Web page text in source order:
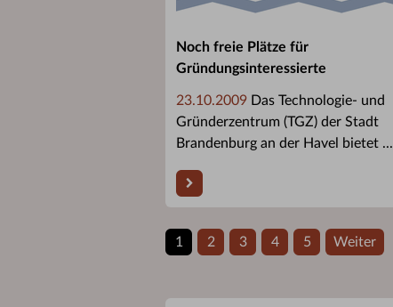
Noch freie Plätze für
Gründungsinteressierte
23.10.2009 Das Technologie- und
Gründerzentrum (TGZ) der Stadt
Brandenburg an der Havel bietet ...
1 2 3 4 5 Weiter